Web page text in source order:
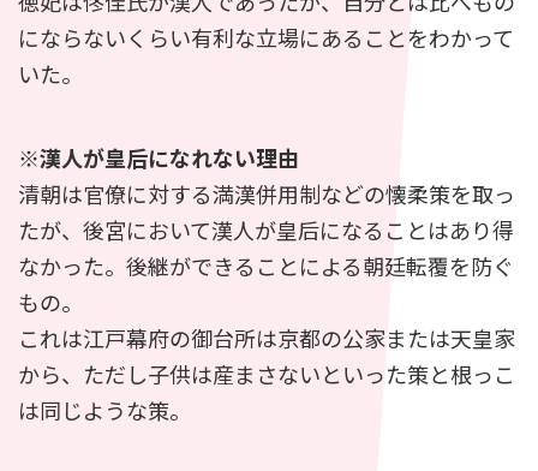
にならないくらい有利な立場にあることをわかって
いた。
※漢人が皇后になれない理由
清朝は官僚に対する満漢併用制などの懐柔策を取っ
たが、後宮において漢人が皇后になることはあり得
なかった。 後継ができることによる朝廷転覆を防ぐ
もの。
これは江戸幕府の御台所は京都の公家または天皇家
から、ただし子供は産まさないといった策と根っこ
は同じような策。